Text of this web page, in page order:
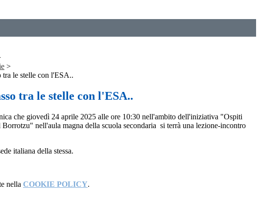
>
tra le stelle con l'ESA..
tra le stelle con l'ESA..
che giovedì 24 aprile 2025 alle ore 10:30 nell'ambito dell'iniziativa "Ospiti
Borrotzu" nell'aula magna della scuola secondaria si terrà una lezione-incontro
italiana della stessa.
nella COOKIE POLICY.